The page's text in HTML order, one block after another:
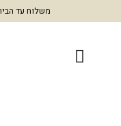
משלוח עד הבית בעלות של 40₪ עד